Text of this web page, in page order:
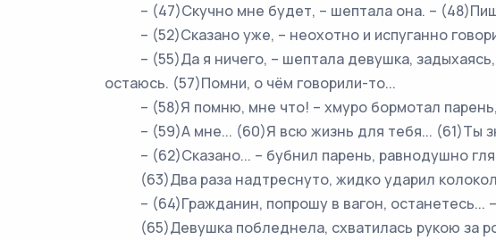
– (47)Скучно мне будет, – шептала она. –
– (52)Сказано уже, – неохотно и испуганно
– (55)Да я ничего, – шептала девушка, задыхаясь,
остаюсь. (57)Помни, о чём говорили-то...
– (58)Я помню, мне что! – хмуро бормотал парень,
– (59)А мне... (60)Я всю жизнь для тебя... (61)Ты
– (62)Сказано... – бубнил парень, равнодушно
(63)Два раза надтреснуто, жидко ударил
– (64)Гражданин, попрошу в вагон, останетесь... –
(65)Девушка побледнела, схватилась рукою за